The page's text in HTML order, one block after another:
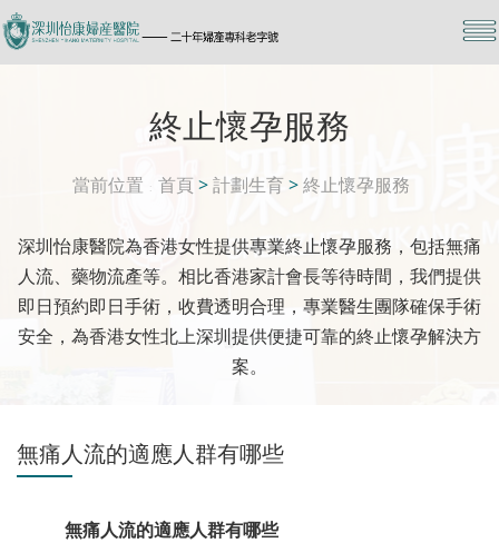
終止懷孕服務
當前位置 首頁 >計劃生育>終止懷孕服務
深圳怡康醫院為香港女性提供專業終止懷孕服務，包括無痛
人流、藥物流產等。相比香港家計會長等待時間，我們提供
即日預約即日手術，收費透明合理，專業醫生團隊確保手術
安全，為香港女性北上深圳提供便捷可靠的終止懷孕解決方
案。
無痛人流的適應人群有哪些
無痛人流的適應人群有哪些